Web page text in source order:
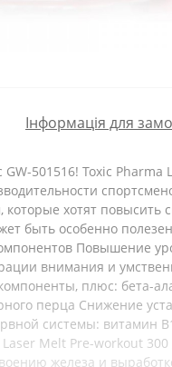
Інформація для
501516! Toxic
которые хотят
быть особенно
Повышение
внимания и
плюс: бета-
перца Снижение
системы: витамин
Laser Melt Pre-workout
железа и